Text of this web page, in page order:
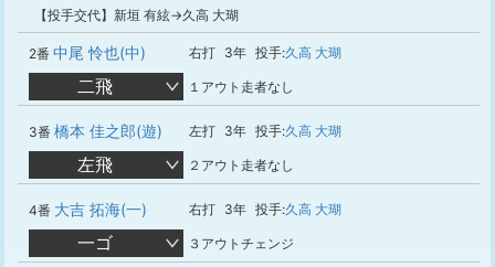
【投手交代】新垣 有絃→久高 大瑚
2番 中尾 怜也(中) 右打 3年 投手:久高 大瑚
二飛 １アウト走者なし
3番 橋本 佳之郎(遊) 左打 3年 投手:久高 大瑚
左飛 ２アウト走者なし
4番 大吉 拓海(一) 右打 3年 投手:久高 大瑚
一ゴ ３アウトチェンジ